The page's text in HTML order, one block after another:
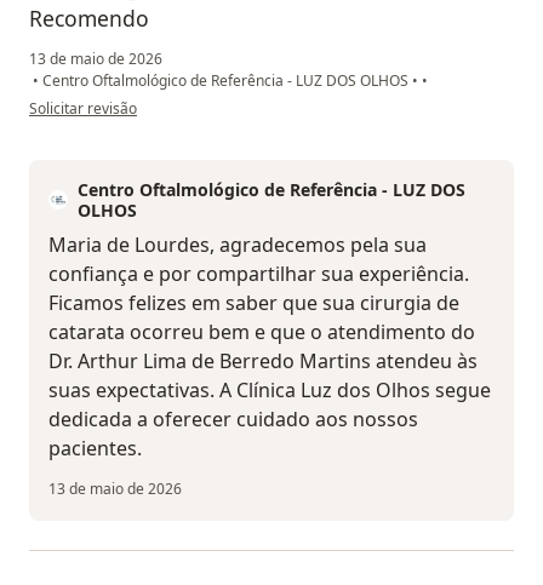
Recomendo
13 de maio de 2026
• Centro Oftalmológico de Referência - LUZ DOS OLHOS • •
na opinião do utilizador Maria de Lourdes Morais
Solicitar revisão
Centro Oftalmológico de Referência - LUZ DOS
OLHOS
Maria de Lourdes, agradecemos pela sua
confiança e por compartilhar sua experiência.
Ficamos felizes em saber que sua cirurgia de
catarata ocorreu bem e que o atendimento do
Dr. Arthur Lima de Berredo Martins atendeu às
suas expectativas. A Clínica Luz dos Olhos segue
dedicada a oferecer cuidado aos nossos
pacientes.
13 de maio de 2026